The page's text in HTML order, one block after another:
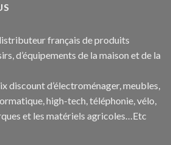
français de produits
d’équipements de la maison et de la
discount d’électroménager, meubles,
high-tech, téléphonie, vélo,
et les matériels agricoles…Etc